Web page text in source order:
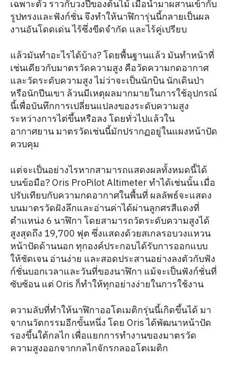
เฉพาะตัว ราวกับวงปีของต้นไม้ เมื่อนำมาผสานเข้ากับ
รูปทรงและฟังก์ชั่น จึงทำให้นาฬิการุ่นนี้กลายเป็นผล
งานอันโดดเด่น ไร้ซึ่งขีดจำกัด และไร้คู่เปรียบ
แล้วมันทำอะไรได้บ้าง? โดยพื้นฐานแล้ว มันทำหน้าที่
เช่นเดียวกับมาตรวัดความสูง คือวัดความกดอากาศ
และวัดระดับความสูง ไม่ว่าจะเป็นนักบิน นักเดินป่า
หรือนักปีนเขา ล้วนมีเหตุผลมากมายในการใช้อุปกรณ์
นี้เพื่อบันทึกการเปลี่ยนแปลงของระดับความสูง
ระหว่างการไต่ขึ้นหรือลง โดยทั่วไปแล้วใน
อากาศยาน มาตรวัดเช่นนี้มักปรากฏอยู่ในแผงหน้าปัด
ควบคุม
แต่จะเป็นอย่างไรหากสามารถแสดงผลทั้งหมดนี้ได้
บนข้อมือ? Oris ProPilot Altimeter ทำได้เช่นนั้น เมื่อ
ปรับเทียบกับความกดอากาศในพื้นที่ ผลลัพธ์จะแสดง
บนมาตรวัดฝังลึกและอ่านค่าได้ผ่านลูกศรสีแดงที่
ตำแหน่ง 6 นาฬิกา โดยสามารถวัดระดับความสูงได้
สูงสุดถึง 19,700 ฟุต ซึ่งแสดงด้วยสเกลรอบวงแหวน
หน้าปัดด้านนอก ทุกองค์ประกอบได้รับการออกแบบ
ให้ชัดเจน อ่านง่าย และสอดประสานอย่างลงตัวกับฟัง
ก์ชั่นบอกเวลาและวันที่ของนาฬิกา แม้จะเป็นฟังก์ชั่นที่
ซับซ้อน แต่ Oris ก็ทำให้ทุกอย่างง่ายในการใช้งาน
ความลับที่ทำให้นาฬิกาออโตเมติกรุ่นนี้เกิดขึ้นได้ มา
จากนวัตกรรมอีกขั้นหนึ่ง โดย Oris ได้พัฒนาหน้าปัด
รองขึ้นใต้กลไก เพื่อแยกการทำงานของมาตรวัด
ความสูงออกจากกลไกจักรกลออโตเมติก